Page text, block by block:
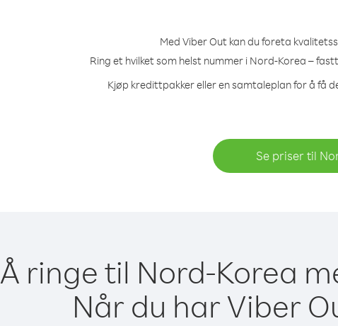
Med Viber Out kan du foreta
Ring et hvilket som helst nummer i Nord-Korea –
Kjøp kredittpakker eller en samtaleplan for å få
Se priser til
Å ringe til Nord-Korea
Når du har Viber